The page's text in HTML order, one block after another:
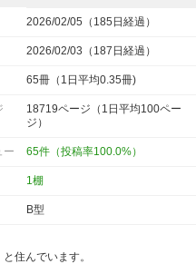
2026/02/05（185日経過）
2026/02/03（187日経過）
65冊（1日平均0.35冊)
18719ページ（1日平均100ペー
ジ）
ー 65件（投稿率100.0%）
1棚
B型
住んでいます。